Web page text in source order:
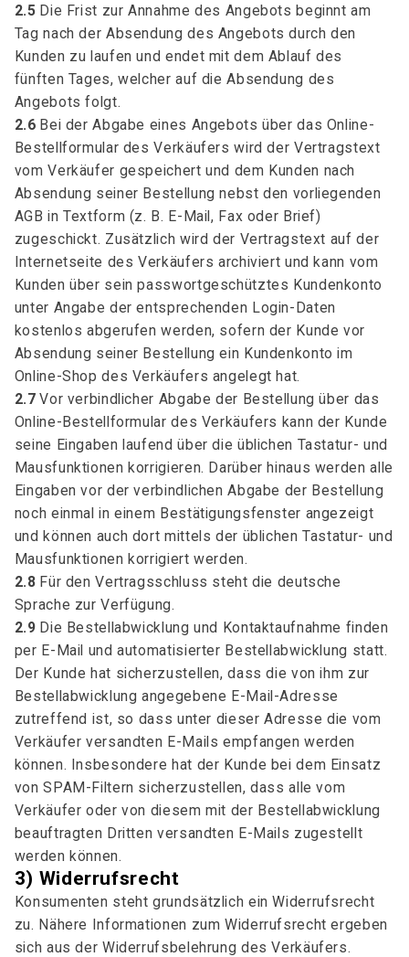
2.5 Die Frist zur Annahme des Angebots beginnt am
Tag nach der Absendung des Angebots durch den
Kunden zu laufen und endet mit dem Ablauf des
fünften Tages, welcher auf die Absendung des
Angebots folgt.
2.6 Bei der Abgabe eines Angebots über das Online-
Bestellformular des Verkäufers wird der Vertragstext
vom Verkäufer gespeichert und dem Kunden nach
Absendung seiner Bestellung nebst den vorliegenden
AGB in Textform (z. B. E-Mail, Fax oder Brief)
zugeschickt. Zusätzlich wird der Vertragstext auf der
Internetseite des Verkäufers archiviert und kann vom
Kunden über sein passwortgeschütztes Kundenkonto
unter Angabe der entsprechenden Login-Daten
kostenlos abgerufen werden, sofern der Kunde vor
Absendung seiner Bestellung ein Kundenkonto im
Online-Shop des Verkäufers angelegt hat.
2.7 Vor verbindlicher Abgabe der Bestellung über das
Online-Bestellformular des Verkäufers kann der Kunde
seine Eingaben laufend über die üblichen Tastatur- und
Mausfunktionen korrigieren. Darüber hinaus werden alle
Eingaben vor der verbindlichen Abgabe der Bestellung
noch einmal in einem Bestätigungsfenster angezeigt
und können auch dort mittels der üblichen Tastatur- und
Mausfunktionen korrigiert werden.
2.8 Für den Vertragsschluss steht die deutsche
Sprache zur Verfügung.
2.9 Die Bestellabwicklung und Kontaktaufnahme finden
per E-Mail und automatisierter Bestellabwicklung statt.
Der Kunde hat sicherzustellen, dass die von ihm zur
Bestellabwicklung angegebene E-Mail-Adresse
zutreffend ist, so dass unter dieser Adresse die vom
Verkäufer versandten E-Mails empfangen werden
können. Insbesondere hat der Kunde bei dem Einsatz
von SPAM-Filtern sicherzustellen, dass alle vom
Verkäufer oder von diesem mit der Bestellabwicklung
beauftragten Dritten versandten E-Mails zugestellt
werden können.
3) Widerrufsrecht
Konsumenten steht grundsätzlich ein Widerrufsrecht
zu. Nähere Informationen zum Widerrufsrecht ergeben
sich aus der Widerrufsbelehrung des Verkäufers.